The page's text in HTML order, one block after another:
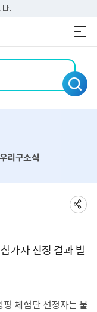
다.
우리구소식
가자 선정 결과 발
체험단 선정자는 붙